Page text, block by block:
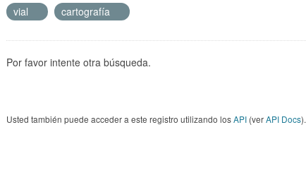
vial
cartografía
Por favor intente otra búsqueda.
Usted también puede acceder a este registro utilizando losAPI (verAPI Docs).